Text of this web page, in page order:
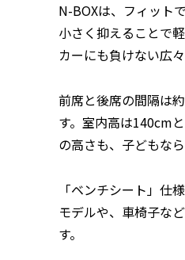
N-BOXは、フィット
小さく抑えることで
カーにも負けない広
前席と後席の間隔は
す。室内高は140cm
の高さも、子どもな
「ベンチシート」仕
モデルや、車椅子な
す。